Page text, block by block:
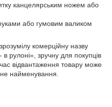
канцелярським ножем або
або гумовим валиком
комерційну назву
рулоні», зручну для покупців
відвантаження товару може
найменування.